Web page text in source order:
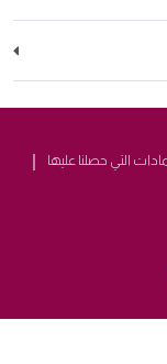
التي حصلنا عليها